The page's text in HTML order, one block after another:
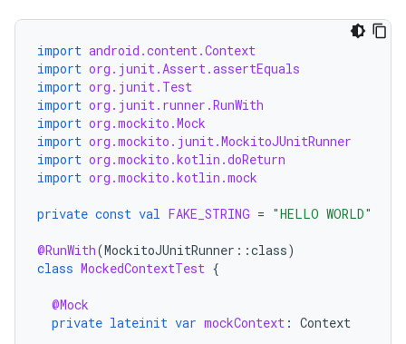
import android.content.Context
import org.junit.Assert.assertEquals
import org.junit.Test
import org.junit.runner.RunWith
import org.mockito.Mock
import org.mockito.junit.MockitoJUnitRunner
import org.mockito.kotlin.doReturn
import org.mockito.kotlin.mock
private const val FAKE_STRING = "HELLO WORLD"
@RunWith(MockitoJUnitRunner ::class)
class MockedContextTest {
@Mock
private lateinit var mockContext : Context